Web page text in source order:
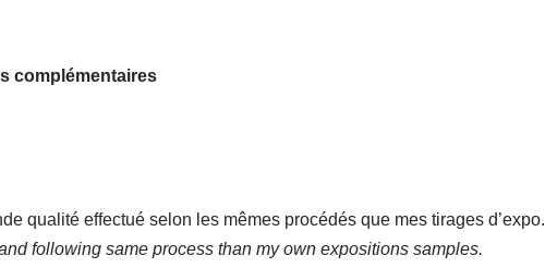
complémentaires
qualité effectué selon les mêmes procédés que mes tirages d’expo.
following same process than my own expositions samples.